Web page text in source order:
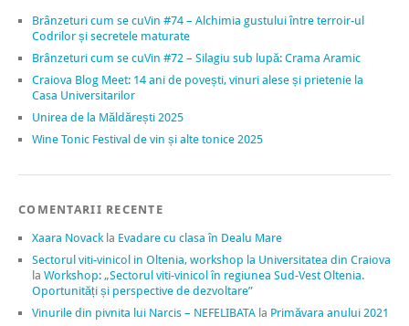
Brânzeturi cum se cuVin #74 – Alchimia gustului între terroir-ul
Codrilor și secretele maturate
Brânzeturi cum se cuVin #72 – Silagiu sub lupă: Crama Aramic
Craiova Blog Meet: 14 ani de povești, vinuri alese și prietenie la
Casa Universitarilor
Unirea de la Măldărești 2025
Wine Tonic Festival de vin și alte tonice 2025
COMENTARII RECENTE
Xaara Novack la Evadare cu clasa în Dealu Mare
Sectorul viti-vinicol in Oltenia, workshop la Universitatea din Craiova
la Workshop: „Sectorul viti-vinicol în regiunea Sud-Vest Oltenia.
Oportunități și perspective de dezvoltare”
Vinurile din pivnita lui Narcis – NEFELIBATA la Primăvara anului 2021